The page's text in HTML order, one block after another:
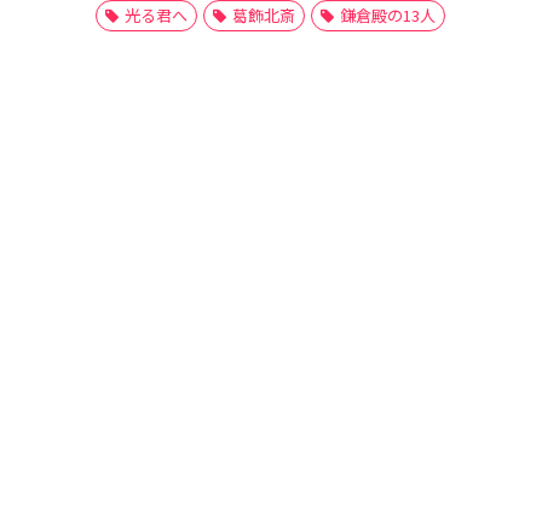
光る君へ
葛飾北斎 鎌倉殿の13人